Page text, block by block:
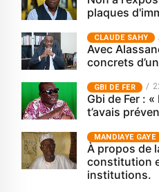
plaques
CLAUDE SAHY
Avec
concrets
GBI DE FER
Gbi de Fer :
t’avais
MANDIAYE GAYE
À propos de
constitution
institutions.